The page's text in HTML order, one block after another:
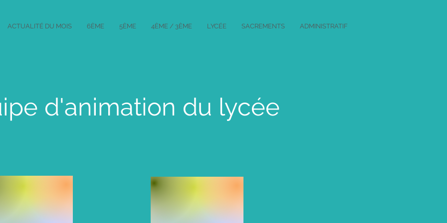
ACTUALITÉ DU MOIS 6ÈME 5ÈME 4ÈME / 3ÈME LYCÉE SACREMENTS ADMINISTRATIF
d'animation du lycée